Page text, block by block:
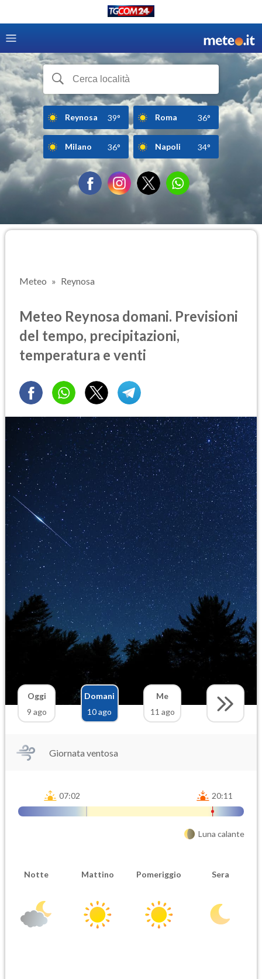
Reynosa 39° Roma 36°
Milano 36° Napoli 34°
Meteo Reynosa
Meteo Reynosa domani. Previsioni
del tempo, precipitazioni,
temperatura e venti
Oggi
9 ago
Domani
10 ago
Me
11 ago
Giornata ventosa
07:02 20:11
Luna calante
Notte Mattino Pomeriggio Sera